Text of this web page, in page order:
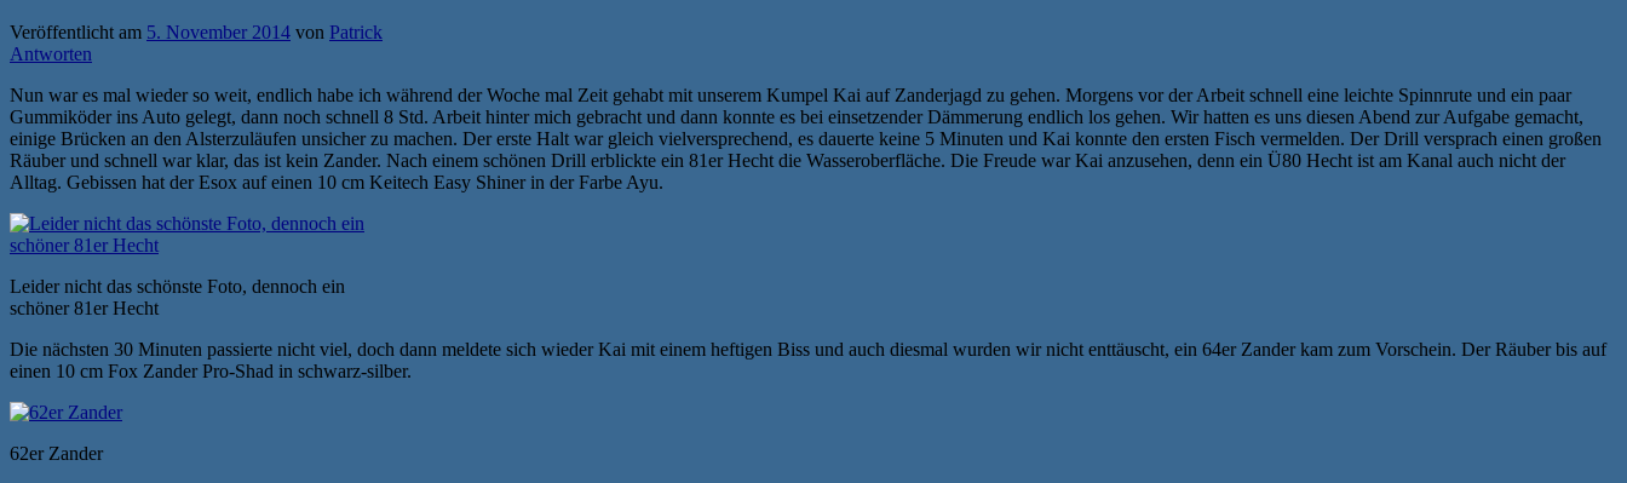
Veröffentlicht am 5. November 2014 von Patrick
Antworten
Nun war es mal wieder so weit, endlich habe ich während der Woche mal Zeit gehabt mit unserem Kumpel Kai auf Zanderjagd zu gehen. Morgens vor der Arbeit schnell eine leichte Spinnrute und ein paar
Gummiköder ins Auto gelegt, dann noch schnell 8 Std. Arbeit hinter mich gebracht und dann konnte es bei einsetzender Dämmerung endlich los gehen. Wir hatten es uns diesen Abend zur Aufgabe gemacht,
einige Brücken an den Alsterzuläufen unsicher zu machen. Der erste Halt war gleich vielversprechend, es dauerte keine 5 Minuten und Kai konnte den ersten Fisch vermelden. Der Drill versprach einen großen
Räuber und schnell war klar, das ist kein Zander. Nach einem schönen Drill erblickte ein 81er Hecht die Wasseroberfläche. Die Freude war Kai anzusehen, denn ein Ü80 Hecht ist am Kanal auch nicht der
Alltag. Gebissen hat der Esox auf einen 10 cm Keitech Easy Shiner in der Farbe Ayu.
Leider nicht das schönste Foto, dennoch ein
schöner 81er Hecht
Die nächsten 30 Minuten passierte nicht viel, doch dann meldete sich wieder Kai mit einem heftigen Biss und auch diesmal wurden wir nicht enttäuscht, ein 64er Zander kam zum Vorschein. Der Räuber bis auf
einen 10 cm Fox Zander Pro-Shad in schwarz-silber.
62er Zander